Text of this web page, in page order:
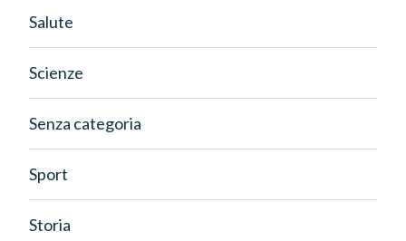
Salute
Scienze
Senza categoria
Sport
Storia